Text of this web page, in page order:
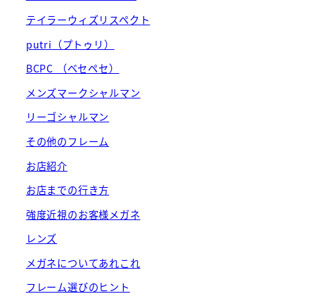
テイラーウィズリスペクト
putri（プトゥリ）
BCPC （ベセペセ）
メンズマークシャルマン
リーゴシャルマン
その他のフレーム
お店紹介
お店までの行き方
強度近視のお客様メガネ
レンズ
メガネについてあれこれ
フレーム選びのヒント